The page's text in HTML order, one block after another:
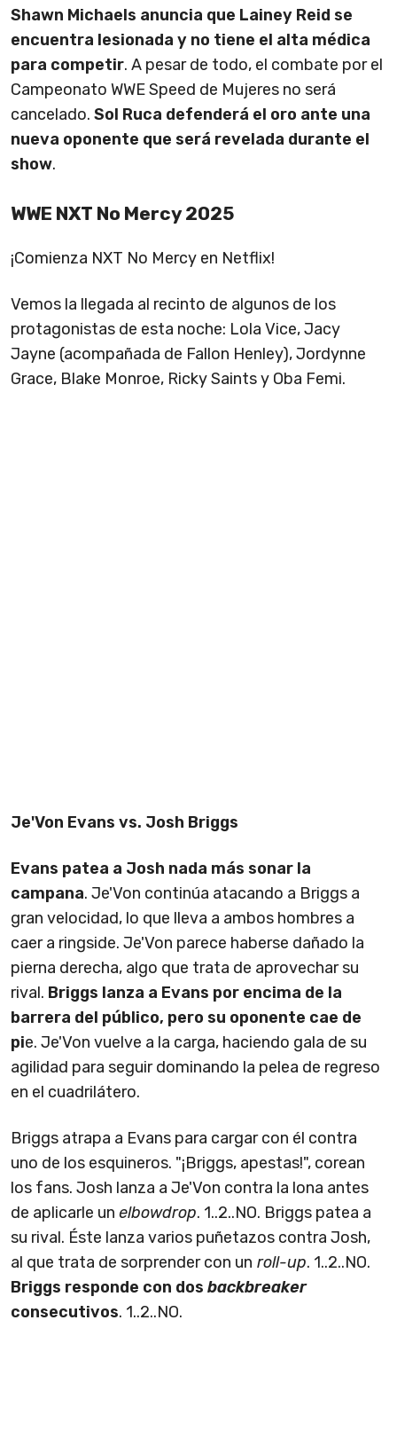
Shawn Michaels anuncia que Lainey Reid se
encuentra lesionada y no tiene el alta médica
para competir. A pesar de todo, el combate por el
Campeonato WWE Speed de Mujeres no será
cancelado. Sol Ruca defenderá el oro ante una
nueva oponente que será revelada durante el
show.
WWE NXT No Mercy 2025
¡Comienza NXT No Mercy en Netflix!
Vemos la llegada al recinto de algunos de los
protagonistas de esta noche: Lola Vice, Jacy
Jayne (acompañada de Fallon Henley), Jordynne
Grace, Blake Monroe, Ricky Saints y Oba Femi.
Je'Von Evans vs. Josh Briggs
Evans patea a Josh nada más sonar la
campana. Je'Von continúa atacando a Briggs a
gran velocidad, lo que lleva a ambos hombres a
caer a ringside. Je'Von parece haberse dañado la
pierna derecha, algo que trata de aprovechar su
rival. Briggs lanza a Evans por encima de la
barrera del público, pero su oponente cae de
pie. Je'Von vuelve a la carga, haciendo gala de su
agilidad para seguir dominando la pelea de regreso
en el cuadrilátero.
Briggs atrapa a Evans para cargar con él contra
uno de los esquineros. "¡Briggs, apestas!", corean
los fans. Josh lanza a Je'Von contra la lona antes
de aplicarle un elbowdrop. 1..2..NO. Briggs patea a
su rival. Éste lanza varios puñetazos contra Josh,
al que trata de sorprender con un roll-up. 1..2..NO.
Briggs responde con dos backbreaker
consecutivos. 1..2..NO.